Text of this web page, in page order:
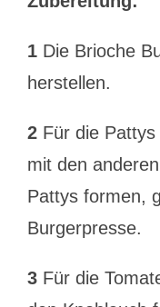
1Die Brioche
herstellen.
2Für die Pattys
mit den
Pattys formen,
Burgerpresse.
3Für die